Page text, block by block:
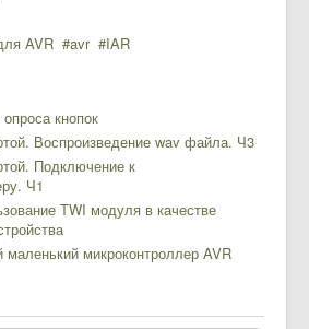
AVR avr IAR
кнопок
Воспроизведение wav файла. Ч3
Подключение к
Ч1
TWI модуля в качестве
микроконтроллер AVR